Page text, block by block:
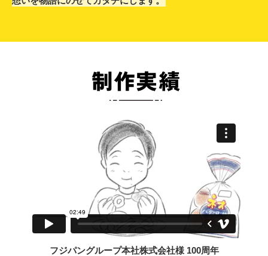
フジパングループ本社株式会社様 100周年